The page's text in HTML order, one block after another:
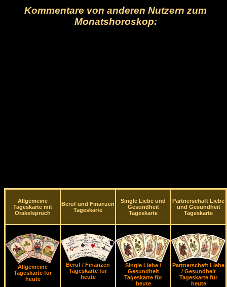
Kommentare von anderen Nutzern zum
Monatshoroskop:
Allgemeine
Tageskarte mit
Orakelspruch
Beruf und Finanzen
Tageskarte
Single Liebe und
Gesundheit
Tageskarte
Partnerschaft Liebe
und Gesundheit
Tageskarte
Allgemeine
Tageskarte für
heute
Beruf / Finanzen
Tageskarte für
heute
Single Liebe /
Gesundheit
Tageskarte für
heute
Partnerschaft Liebe
/ Gesundheit
Tageskarte für
heute